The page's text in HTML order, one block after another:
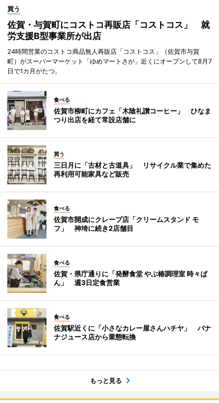
買う
佐賀・与賀町にコストコ再販店「コストコス」 就
労支援B型事業所が出店
24時間営業のコストコ商品無人再販店「コストコス」（佐賀市与賀
町）がスーパーマーケット「ゆめマートさが」近くにオープンして8月7
日で1カ月がたつ。
食べる
佐賀市柳町にカフェ「木陰礼讃コーヒー」 ひなま
つり出店を経て常設店舗に
買う
三日月に「古材と古道具」 リサイクル業で集めた
再利用可能家具など販売
食べる
佐賀市開成にクレープ店「クリームスタンド モ
フ」 神埼に続き2店舗目
食べる
佐賀・県庁通りに「発酵食堂 やぶ椿調理室 時々ぱ
ん」 週3日定食営業
食べる
佐賀駅近くに「小さなカレー屋さんハチヤ」 バナ
ナジュース店から業態転換
もっと見る